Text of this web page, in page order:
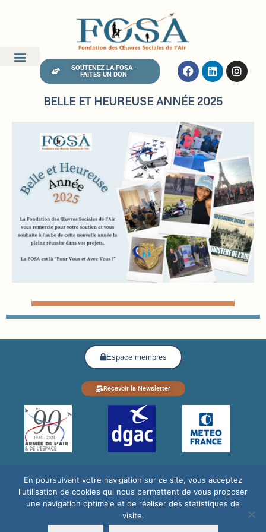
SOUTENEZ LA FOSA -
FAITES UN DON
BELLE ET HEUREUSE ANNÉE 2025
Espace membres
Recevoir la Newsletter
En poursuivant votre navigation sur ce site, vous acceptez
l'utilisation de cookies qui nous permettent de vous proposer
une navigation optimale et de réaliser des statistiques de
visite.